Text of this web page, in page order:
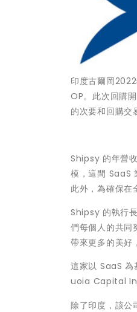
印度古爾岡2022
OP。此次回購
的次要和回購交
Shipsy 的年營
模，這間 SaaS
此外，為確保在
Shipsy 的執行
們每個人的共同
帶來更多的美好
這家以 SaaS
uoia Capital
除了印度，該公